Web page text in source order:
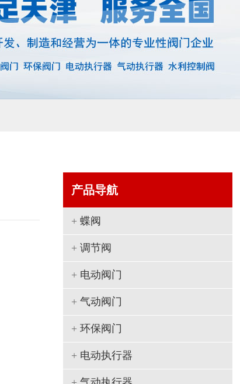
产品导航
+蝶阀
+调节阀
+ 电动阀门
+气动阀门
+环保阀门
+ 电动执行器